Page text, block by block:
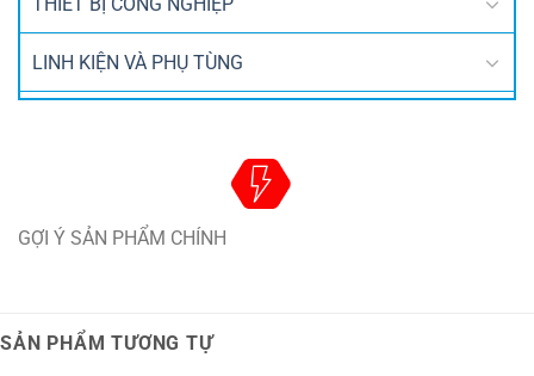
LINH KIỆN VÀ PHỤ TÙNG
GỢI Ý SẢN PHẨM CHÍNH
SẢN PHẨM TƯƠNG TỰ